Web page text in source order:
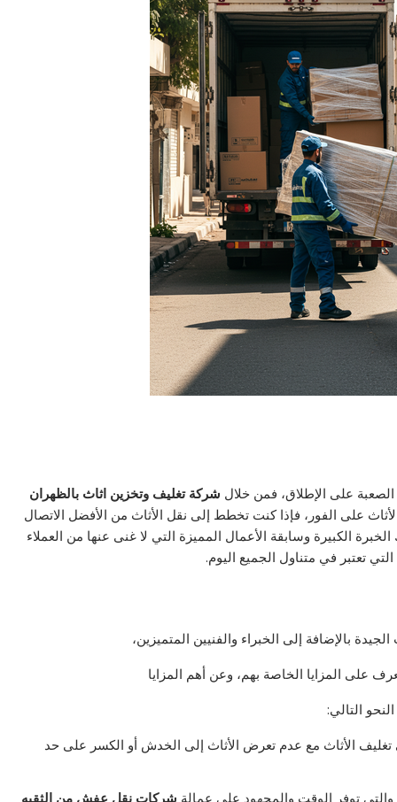
على الإطلاق، فمن خلال شركة تغليف وتخزين اثاث بالظهران
على الفور، فإذا كنت تخطط إلى نقل الأثاث من الأفضل الاتصال
الكبيرة وسابقة الأعمال المميزة التي لا غنى عنها من العملاء
التي تعتبر في متناول الجميع اليوم.
بالإضافة إلى الخبراء والفنيين المتميزين،
على المزايا الخاصة بهم، وعن أهم المزايا
التالي:
تغليف الأثاث مع عدم تعرض الأثاث إلى الخدش أو الكسر على حد
توفر الوقت والمجهود على عمالة شركات نقل عفش من الثقبه